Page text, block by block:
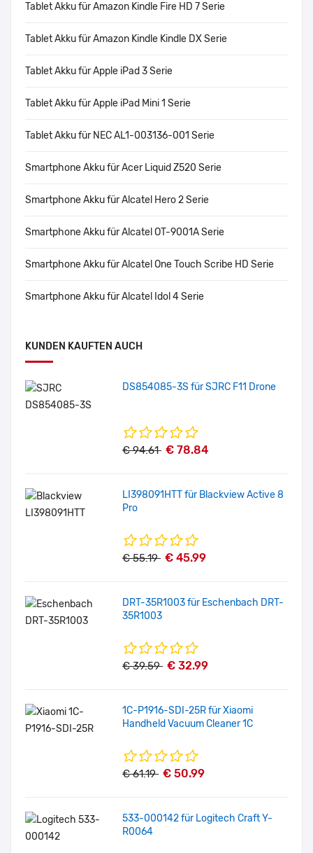
Tablet Akku für Amazon Kindle Fire HD 7 Serie
Tablet Akku für Amazon Kindle Kindle DX Serie
Tablet Akku für Apple iPad 3 Serie
Tablet Akku für Apple iPad Mini 1 Serie
Tablet Akku für NEC AL1-003136-001 Serie
Smartphone Akku für Acer Liquid Z520 Serie
Smartphone Akku für Alcatel Hero 2 Serie
Smartphone Akku für Alcatel OT-9001A Serie
Smartphone Akku für Alcatel One Touch Scribe HD Serie
Smartphone Akku für Alcatel Idol 4 Serie
KUNDEN KAUFTEN AUCH
DS854085-3S für SJRC F11 Drone
€ 94.61 € 78.84
LI398091HTT für Blackview Active 8
Pro
€ 55.19 € 45.99
DRT-35R1003 für Eschenbach DRT-
35R1003
€ 39.59 € 32.99
1C-P1916-SDI-25R für Xiaomi
Handheld Vacuum Cleaner 1C
€ 61.19 € 50.99
533-000142 für Logitech Craft Y-
R0064